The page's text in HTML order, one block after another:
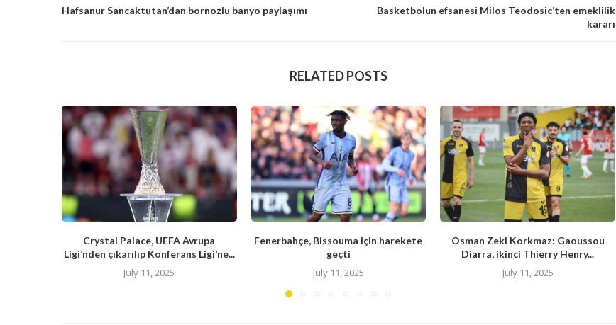
Hafsanur Sancaktutan’dan bornozlu banyo paylaşımı
Basketbolun efsanesi Milos Teodosic’ten emeklilik
kararı
RELATED POSTS
Crystal Palace, UEFA Avrupa
Ligi’nden çıkarılıp Konferans Ligi’ne...
July 11, 2025
Fenerbahçe, Bissouma için harekete
geçti
July 11, 2025
Osman Zeki Korkmaz: Gaoussou
Diarra, ikinci Thierry Henry...
July 11, 2025